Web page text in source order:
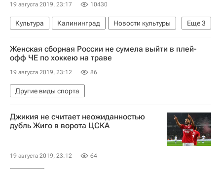
19 августа 2019, 23:17 10430
Еще3
Культура Калининград
Новости культуры
Стиль жизни
Фото - Культура Кино
Женская сборная России не сумела выйти в плей-
офф ЧЕ по хоккею на траве
19 августа 2019, 23:12 86
Другие виды спорта
Джикия не считает неожиданностью
дубль Жиго в ворота ЦСКА
19 августа 2019, 23:12 64